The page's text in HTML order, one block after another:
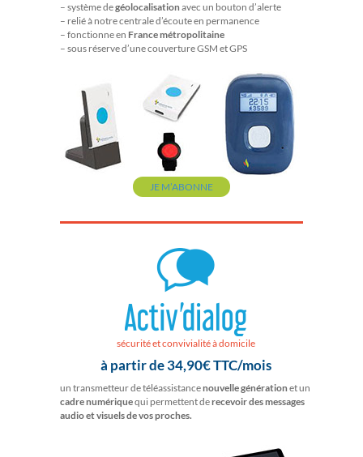
– système degéolocalisationavec un bouton d’alerte
– relié à notre centrale d’écoute en permanence
– fonctionne en France métropolitaine
– sous réserve d’une couverture GSM et GPS
JE M’ABONNE
sécurité et convivialité à domicile
à partir de 34,90€ TTC/mois
un transmetteur de téléassistancenouvelle générationet un
cadre numériquequi permettent derecevoir des messages
audio et visuels de vos proches.